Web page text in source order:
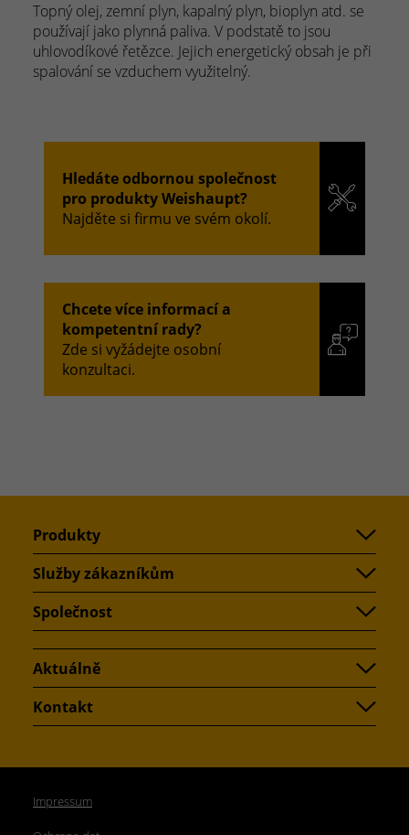
Topný olej, zemní plyn, kapalný plyn, bioplyn atd. se
používají jako plynná paliva. V podstatě to jsou
uhlovodíkové řetězce. Jejich energetický obsah je při
spalování se vzduchem využitelný.
Hledáte odbornou společnost
pro produkty Weishaupt?
Najděte si firmu ve svém okolí.
Chcete více informací a
kompetentní rady?
Zde si vyžádejte osobní
konzultaci.
Produkty
Služby zákazníkům
Společnost
Aktuálně
Kontakt
Impressum